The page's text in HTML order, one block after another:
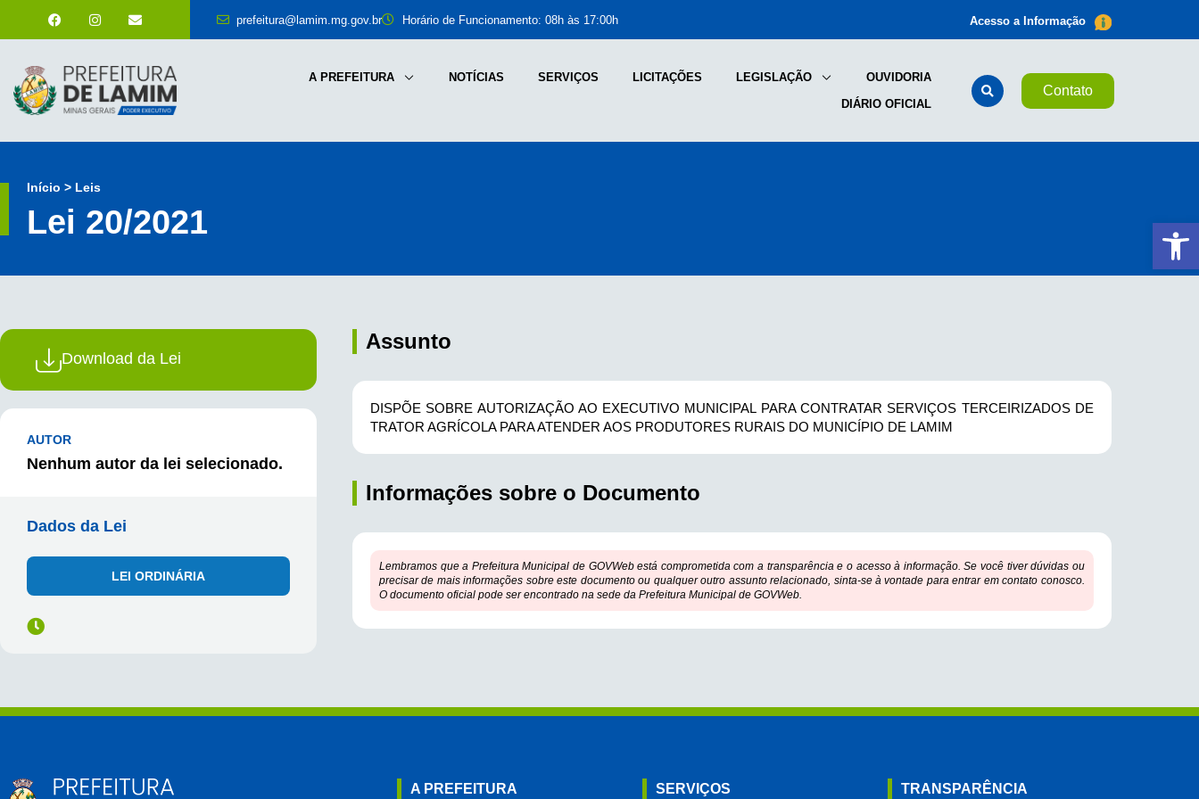
prefeitura@lamim.mg.gov.br Horário de Funcionamento: 08h às 17:00h Acesso a Informação
A PREFEITURA NOTÍCIAS SERVIÇOS LICITAÇÕES LEGISLAÇÃO
OUVIDORIA
DIÁRIO OFICIAL
Contato
Início > Leis
Lei 20/2021
Download da Lei
AUTOR
Nenhum autor da lei selecionado.
Dados da Lei
LEI ORDINÁRIA
Assunto
DISPÕE SOBRE AUTORIZAÇÃO AO EXECUTIVO MUNICIPAL PARA CONTRATAR SERVIÇOS TERCEIRIZADOS DE
TRATOR AGRÍCOLA PARA ATENDER AOS PRODUTORES RURAIS DO MUNICÍPIO DE LAMIM
Informações sobre o Documento
Lembramos que a Prefeitura Municipal de GOVWeb está comprometida com a transparência e o acesso à informação. Se você tiver dúvidas ou
precisar de mais informações sobre este documento ou qualquer outro assunto relacionado, sinta-se à vontade para entrar em contato conosco.
O documento oficial pode ser encontrado na sede da Prefeitura Municipal de GOVWeb.
A PREFEITURA SERVIÇOS TRANSPARÊNCIA